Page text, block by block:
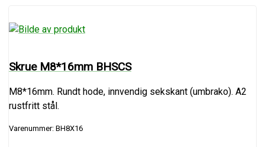
Skrue M8*16mm BHSCS
M8*16mm. Rundt hode, innvendig sekskant (umbrako). A2
rustfritt stål.
Varenummer: BH8X16